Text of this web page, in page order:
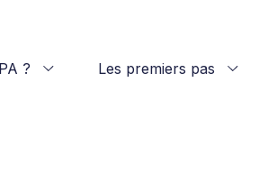
? Les premiers pas